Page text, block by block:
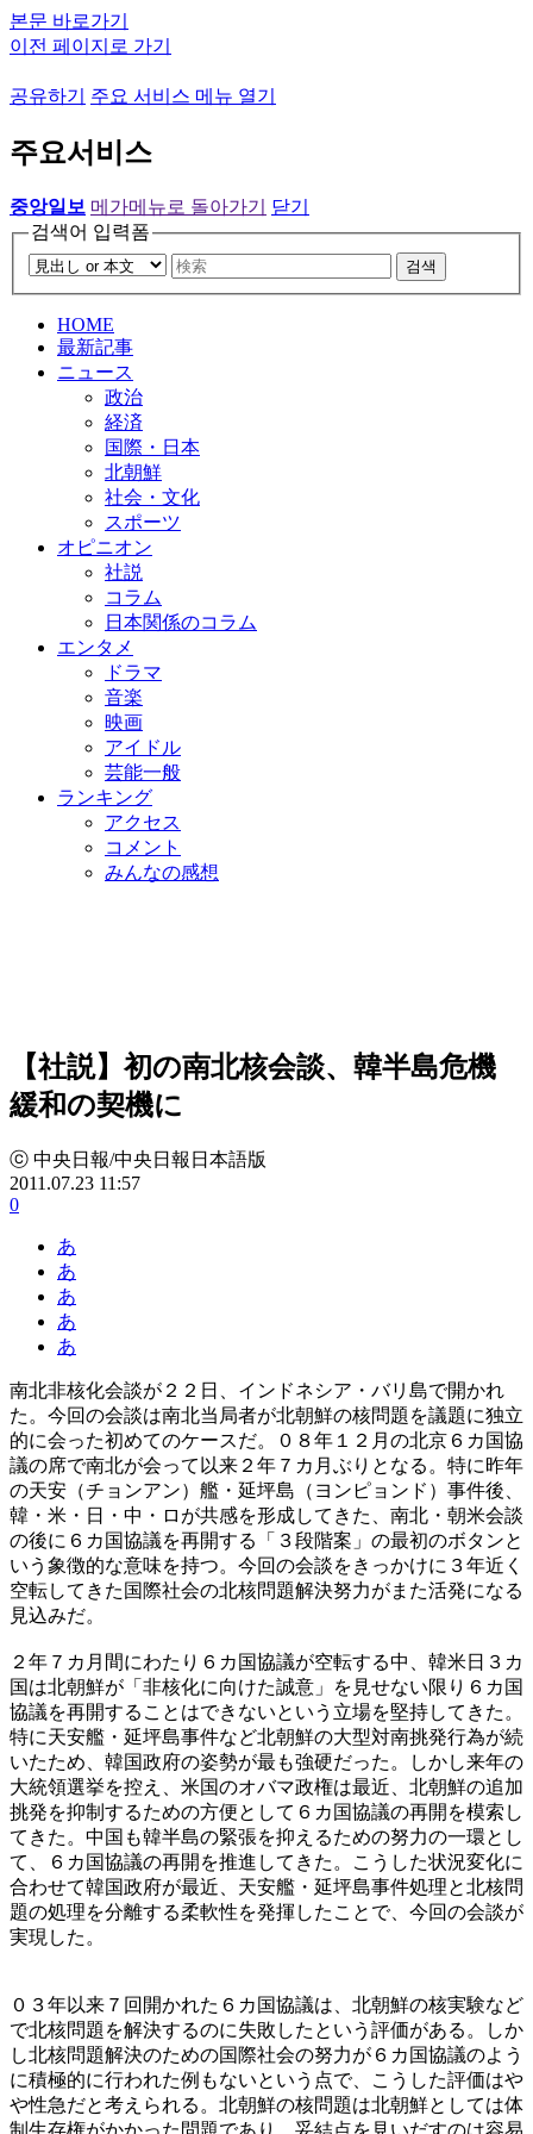
본문 바로가기
이전 페이지로 가기
공유하기 주요 서비스 메뉴 열기
주요서비스
중앙일보 메가메뉴로 돌아가기
닫기
검색어 입력폼
검색
HOME
最新記事
ニュース
政治
経済
国際・日本
北朝鮮
社会・文化
スポーツ
オピニオン
社説
コラム
日本関係のコラム
エンタメ
ドラマ
音楽
映画
アイドル
芸能一般
ランキング
アクセス
コメント
みんなの感想
【社説】初の南北核会談、韓半島危機
緩和の契機に
ⓒ 中央日報/中央日報日本語版
2011.07.23 11:57
0
あ
あ
あ
あ
あ
南北非核化会談が２２日、インドネシア・バリ島で開かれ
た。今回の会談は南北当局者が北朝鮮の核問題を議題に独立
的に会った初めてのケースだ。０８年１２月の北京６カ国協
議の席で南北が会って以来２年７カ月ぶりとなる。特に昨年
の天安（チョンアン）艦・延坪島（ヨンピョンド）事件後、
韓・米・日・中・ロが共感を形成してきた、南北・朝米会談
の後に６カ国協議を再開する「３段階案」の最初のボタンと
いう象徴的な意味を持つ。今回の会談をきっかけに３年近く
空転してきた国際社会の北核問題解決努力がまた活発になる
見込みだ。
２年７カ月間にわたり６カ国協議が空転する中、韓米日３カ
国は北朝鮮が「非核化に向けた誠意」を見せない限り６カ国
協議を再開することはできないという立場を堅持してきた。
特に天安艦・延坪島事件など北朝鮮の大型対南挑発行為が続
いたため、韓国政府の姿勢が最も強硬だった。しかし来年の
大統領選挙を控え、米国のオバマ政権は最近、北朝鮮の追加
挑発を抑制するための方便として６カ国協議の再開を模索し
てきた。中国も韓半島の緊張を抑えるための努力の一環とし
て、６カ国協議の再開を推進してきた。こうした状況変化に
合わせて韓国政府が最近、天安艦・延坪島事件処理と北核問
題の処理を分離する柔軟性を発揮したことで、今回の会談が
実現した。
０３年以来７回開かれた６カ国協議は、北朝鮮の核実験など
で北核問題を解決するのに失敗したという評価がある。しか
し北核問題解決のための国際社会の努力が６カ国協議のよう
に積極的に行われた例もないという点で、こうした評価はや
や性急だと考えられる。北朝鮮の核問題は北朝鮮としては体
制生存権がかかった問題であり、妥結点を見いだすのは容易